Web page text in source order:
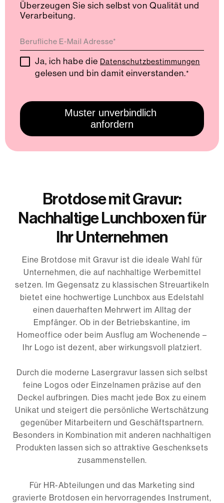
Überzeugen Sie sich selbst von Qualität und
Verarbeitung.
Ja, ich habe die Datenschutzbestimmungen
gelesen und bin damit einverstanden.*
Brotdose mit Gravur:
Nachhaltige Lunchboxen für
Ihr Unternehmen
Eine Brotdose mit Gravur ist die ideale Wahl für
Unternehmen, die auf nachhaltige Werbemittel
setzen. Im Gegensatz zu klassischen Streuartikeln
bietet eine hochwertige Lunchbox aus Edelstahl
einen dauerhaften Mehrwert im Alltag der
Empfänger. Ob in der Betriebskantine, im
Homeoffice oder beim Ausflug am Wochenende –
Ihr Logo ist dezent, aber wirkungsvoll platziert.
Durch die moderne Lasergravur lassen sich selbst
feine Logos oder Einzelnamen präzise auf den
Deckel aufbringen. Dies macht jede Box zu einem
Unikat und steigert die persönliche Wertschätzung
gegenüber Mitarbeitern und Geschäftspartnern.
Besonders in Kombination mit anderen nachhaltigen
Produkten lassen sich so attraktive Geschenksets
zusammenstellen.
Für HR-Abteilungen und das Marketing sind
gravierte Brotdosen ein hervorragendes Instrument,